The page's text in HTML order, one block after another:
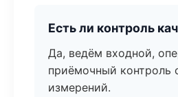
Есть ли контроль
Да, ведём входной,
приёмочный контроль
измерений.